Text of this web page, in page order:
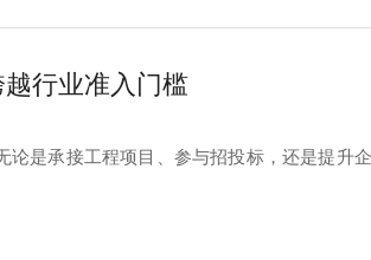
行业准入门槛
论是承接工程项目、参与招投标，还是提升